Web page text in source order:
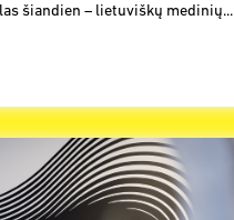
šiandien – lietuviškų medinių...